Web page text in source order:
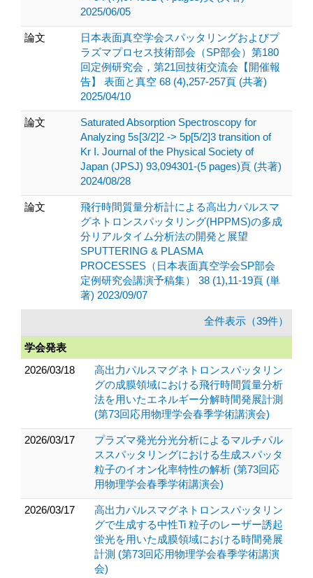
2025/06/05
論文
日本表面真空学会スパッタリングおよびプ
ラズマプロセス技術部会（SP部会）第180
回定例研究会，第21回技術交流会【開催報
告】 表面と真空 68 (4),257-257頁 (共著)
2025/04/10
論文
Saturated Absorption Spectroscopy for
Analyzing 5s[3/2]2 -> 5p[5/2]3 transition of
Kr I. Journal of the Physical Society of
Japan (JPSJ) 93,094301-(5 pages)頁 (共著)
2024/08/28
論文
飛行時間質量分析計による高出力パルスマ
グネトロンスパッタリング(HPPMS)の多成
分リアルタイム分析法の開発と展望
SPUTTERING & PLASMA
PROCESSES（日本表面真空学会SP部会
定例研究会講演予稿集） 38 (1),11-19頁 (単
著) 2023/09/07
全件表示（39件）
学会発表
2026/03/18
高出力パルスマグネトロンスパッタリン
グの成膜領域における飛行時間質量分析
法を用いたエネルギー分解時間発展計測
(第73回応用物理学会春季学術講演会)
2026/03/17
プラズマ発光分光分析によるマルチパル
ススパッタリングにおける生成スパッタ
粒子のイオン化率特性の解析 (第73回応
用物理学会春季学術講演会)
2026/03/17
高出力パルスマグネトロンスパッタリン
グで生成する中性Ti 粒子のレーザー誘起
蛍光を用いた成膜領域における時間発展
計測 (第73回応用物理学会春季学術講演
会)